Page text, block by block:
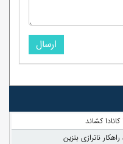
ارسال
کشاند
ناترازی بنزین